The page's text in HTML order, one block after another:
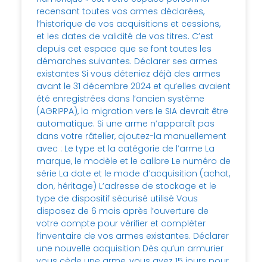
recensant toutes vos armes déclarées,
l’historique de vos acquisitions et cessions,
et les dates de validité de vos titres. C’est
depuis cet espace que se font toutes les
démarches suivantes. Déclarer ses armes
existantes Si vous déteniez déjà des armes
avant le 31 décembre 2024 et qu’elles avaient
été enregistrées dans l’ancien système
(AGRIPPA), la migration vers le SIA devrait être
automatique. Si une arme n’apparaît pas
dans votre râtelier, ajoutez-la manuellement
avec : Le type et la catégorie de l’arme La
marque, le modèle et le calibre Le numéro de
série La date et le mode d’acquisition (achat,
don, héritage) L’adresse de stockage et le
type de dispositif sécurisé utilisé Vous
disposez de 6 mois après l’ouverture de
votre compte pour vérifier et compléter
l’inventaire de vos armes existantes. Déclarer
une nouvelle acquisition Dès qu’un armurier